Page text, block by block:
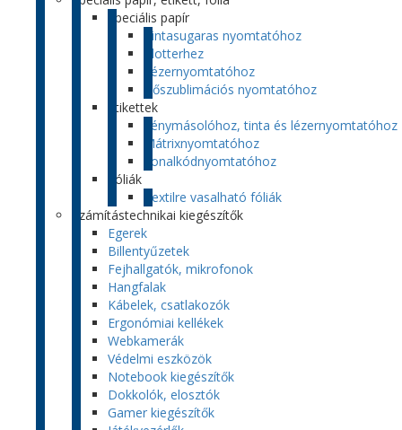
Speciális papír
Tintasugaras nyomtatóhoz
Plotterhez
Lézernyomtatóhoz
Hőszublimációs nyomtatóhoz
Etikettek
Fénymásolóhoz, tinta és lézernyomtatóhoz
Mátrixnyomtatóhoz
Vonalkódnyomtatóhoz
Fóliák
Textilre vasalható fóliák
Számítástechnikai kiegészítők
Egerek
Billentyűzetek
Fejhallgatók, mikrofonok
Hangfalak
Kábelek, csatlakozók
Ergonómiai kellékek
Webkamerák
Védelmi eszközök
Notebook kiegészítők
Dokkolók, elosztók
Gamer kiegészítők